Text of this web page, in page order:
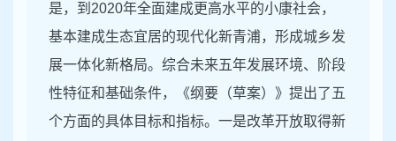
是，到2020年全面建成更高水平的小康社会，
基本建成生态宜居的现代化新青浦，形成城乡发
展一体化新格局。综合未来五年发展环境、阶段
性特征和基础条件，《纲要（草案）》提出了五
个方面的具体目标和指标。一是改革开放取得新